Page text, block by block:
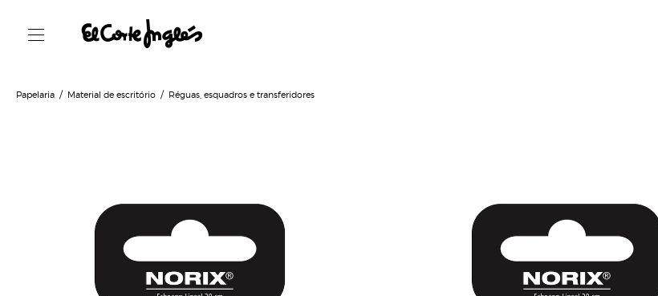
Papelaria Material de escritório Réguas, esquadros e transferidores